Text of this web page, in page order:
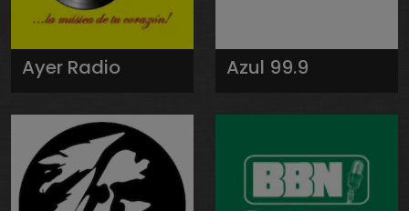
Ayer Radio Azul 99.9